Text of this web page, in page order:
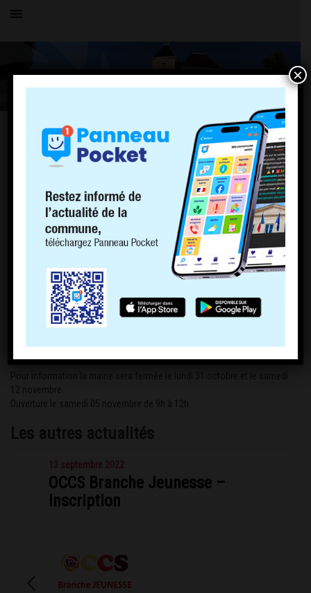
Toutes les actualités
LE VILLAGE
FERMETURE DE LA MAIRIE
18 octobre 2022
12 novembre.
Ouverture le samedi 05 novembre de 9h à 12h.
Les autres actualités
13 septembre 2022
OCCS Branche Jeunesse –
Inscription
×